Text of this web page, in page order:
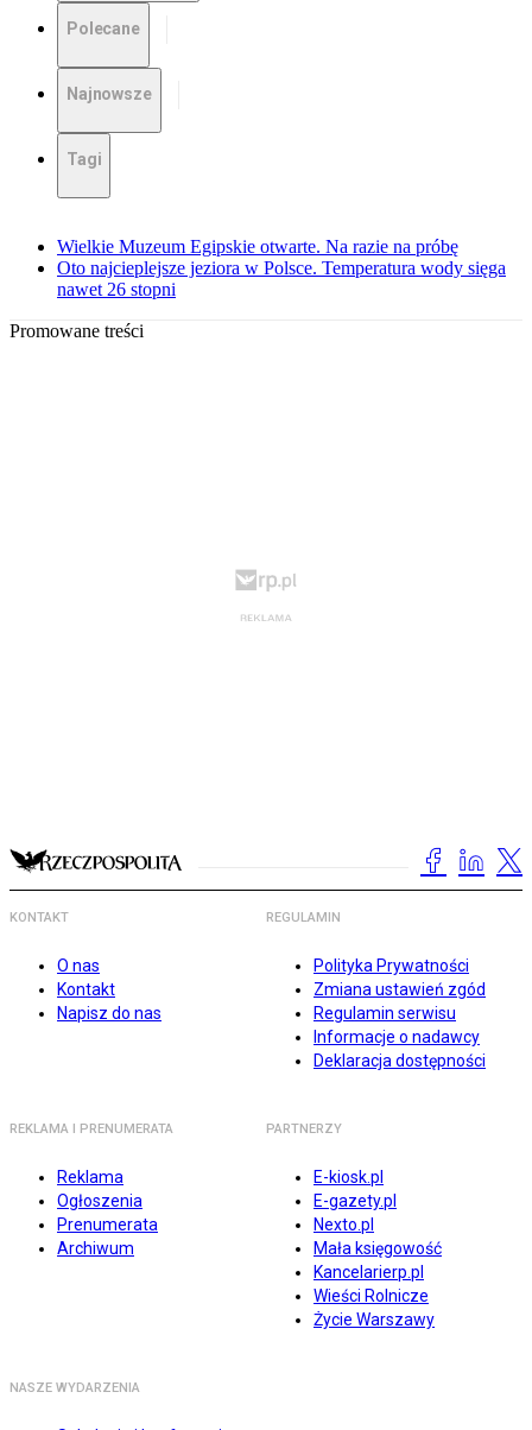
Polecane
Najnowsze
Tagi
Wielkie Muzeum Egipskie otwarte. Na razie na próbę
Oto najcieplejsze jeziora w Polsce. Temperatura wody sięga
nawet 26 stopni
Promowane treści
KONTAKT
O nas
Kontakt
Napisz do nas
REGULAMIN
Polityka Prywatności
Zmiana ustawień zgód
Regulamin serwisu
Informacje o nadawcy
Deklaracja dostępności
REKLAMA I PRENUMERATA
Reklama
Ogłoszenia
Prenumerata
Archiwum
PARTNERZY
E-kiosk.pl
E-gazety.pl
Nexto.pl
Mała księgowość
Kancelarierp.pl
Wieści Rolnicze
Życie Warszawy
NASZE WYDARZENIA